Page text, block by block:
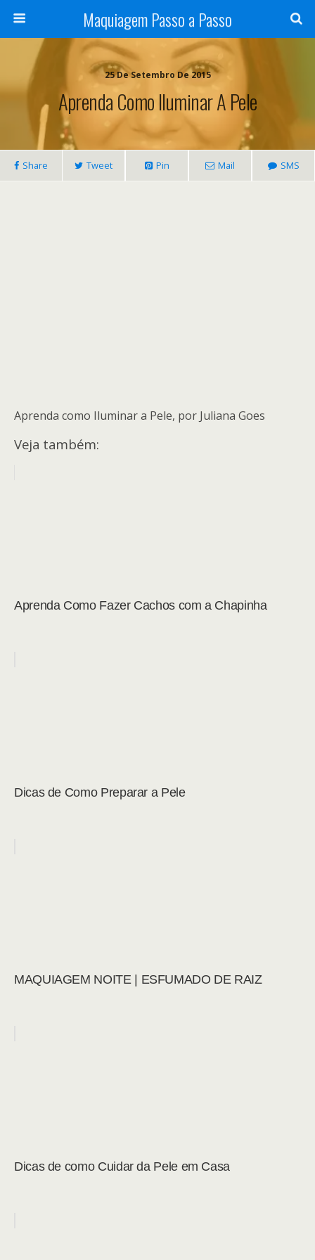
Maquiagem Passo a Passo
25 De Setembro De 2015
Aprenda Como Iluminar A Pele
Share Tweet Pin Mail SMS
Aprenda como Iluminar a Pele, por Juliana Goes
Veja também:
Aprenda Como Fazer Cachos com a Chapinha
Dicas de Como Preparar a Pele
MAQUIAGEM NOITE | ESFUMADO DE RAIZ
Dicas de como Cuidar da Pele em Casa